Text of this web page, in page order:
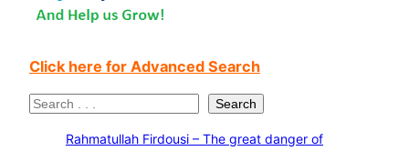
Click here for Advanced Search
S
Search
Rahmatullah Firdousi – The great danger of